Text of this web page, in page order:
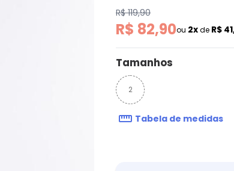
R$ 119,90
R$ 82,90ou 2xde R$
Tamanhos
2
Tabela de medidas